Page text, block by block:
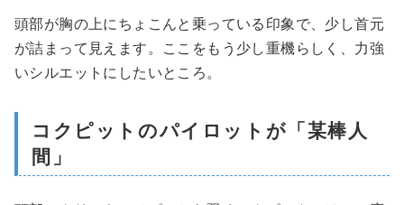
頭部が胸の上にちょこんと乗っている印象で、少し首元
が詰まって見えます。ここをもう少し重機らしく、力強
いシルエットにしたいところ。
コクピットのパイロットが「某棒人
間」